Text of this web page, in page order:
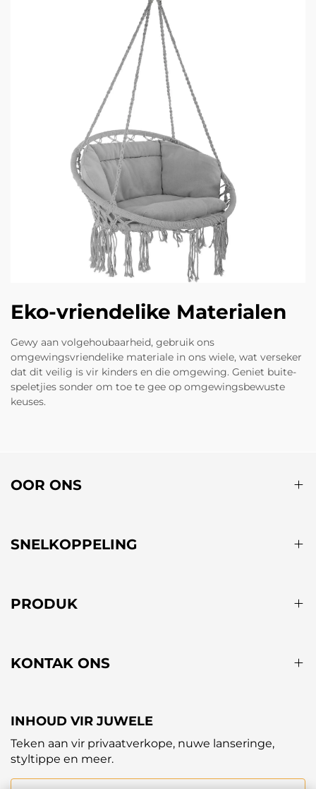
Eko-vriendelike Materialen
Gewy aan volgehoubaarheid, gebruik ons
omgewingsvriendelike materiale in ons wiele, wat verseker
dat dit veilig is vir kinders en die omgewing. Geniet buite-
speletjies sonder om toe te gee op omgewingsbewuste
keuses.
OOR ONS
SNELKOPPELING
PRODUK
KONTAK ONS
INHOUD VIR JUWELE
Teken aan vir privaatverkope, nuwe lanseringe,
styltippe en meer.